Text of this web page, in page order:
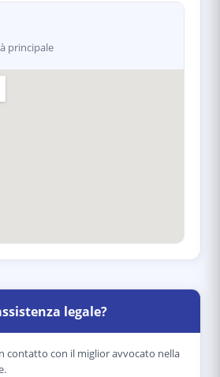
principale
legale?
contatto con il miglior avvocato nella